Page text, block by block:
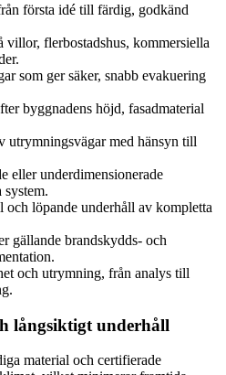
första idé till färdig, godkänd
villor, flerbostadshus, kommersiella
som ger säker, snabb evakuering
byggnadens höjd, fasadmaterial
utrymningsvägar med hänsyn till
eller underdimensionerade
system.
löpande underhåll av kompletta
gällande brandskydds- och
och utrymning, från analys till
långsiktigt underhåll
material och certifierade